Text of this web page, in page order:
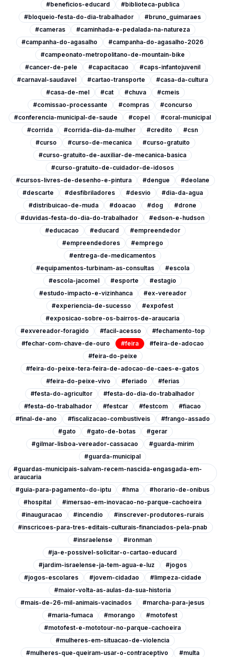
#beneficios-educard
#biblioteca-publica
#bloqueio-festa-do-dia-trabalhador
#bruno_guimaraes
#cameras
#caminhada-e-pedalada-na-natureza
#campanha-do-agasalho
#campanha-do-agasalho-2026
#campeonato-metropolitano-de-mountain-bike
#cancer-de-pele
#capacitacao
#caps-infantojuvenil
#carnaval-saudavel
#cartao-transporte
#casa-da-cultura
#casa-de-mel
#cat #chuva
#cmeis
#comissao-processante
#compras
#concurso
#conferencia-municipal-de-saude
#copel
#coral-municipal
#corrida
#corrida-dia-da-mulher #credito
#csn
#curso
#curso-de-mecanica
#curso-gratuito
#curso-gratuito-de-auxiliar-de-mecanica-basica
#curso-gratuito-de-cuidador-de-idosos
#cursos-livres-de-desenho-e-pintura
#dengue
#deolane
#descarte
#desfibriladores #desvio
#dia-da-agua
#distribuicao-de-muda
#doacao #dog
#drone
#duvidas-festa-do-dia-do-trabalhador
#edson-e-hudson
#educacao
#educard
#empreendedor
#empreendedores
#emprego
#entrega-de-medicamentos
#equipamentos-turbinam-as-consultas
#escola
#escola-jacomel
#esporte
#estagio
#estudo-impacto-e-vizinhanca
#ex-vereador
#experiencia-de-sucesso
#expofest
#exposicao-sobre-os-bairros-de-araucaria
#exvereador-foragido
#facil-acesso
#fechamento-top
#fechar-com-chave-de-ouro
#feira
#feira-de-adocao
#feira-do-peixe
#feira-do-peixe-tera-feira-de-adocao-de-caes-e-gatos
#feira-do-peixe-vivo
#feriado
#ferias
#festa-do-agricultor
#festa-do-dia-do-trabalhador
#festa-do-trabalhador
#festcar #festcom
#fiacao
#final-de-ano
#fiscalizacao-combustiveis
#frango-assado
#gato
#gato-de-botas
#gerar
#gilmar-lisboa-vereador-cassacao
#guarda-mirim
#guarda-municipal
#guardas-municipais-salvam-recem-nascida-engasgada-em-
araucaria
#guia-para-pagamento-do-iptu
#hma
#horario-de-onibus
#hospital
#imersao-em-inovacao-no-parque-cachoeira
#inauguracao
#incendio
#inscrever-produtores-rurais
#inscricoes-para-tres-editais-culturais-financiados-pela-pnab
#insraelense
#ironman
#ja-e-possivel-solicitar-o-cartao-educard
#jardim-israelense-ja-tem-agua-e-luz
#jogos
#jogos-escolares
#jovem-cidadao
#limpeza-cidade
#maior-volta-as-aulas-da-sua-historia
#mais-de-26-mil-animais-vacinados
#marcha-para-jesus
#maria-fumaca
#morango
#motofest
#motofest-e-mototour-no-parque-cachoeira
#mulheres-em-situacao-de-violencia
#mulheres-que-queiram-usar-o-contraceptivo
#multa